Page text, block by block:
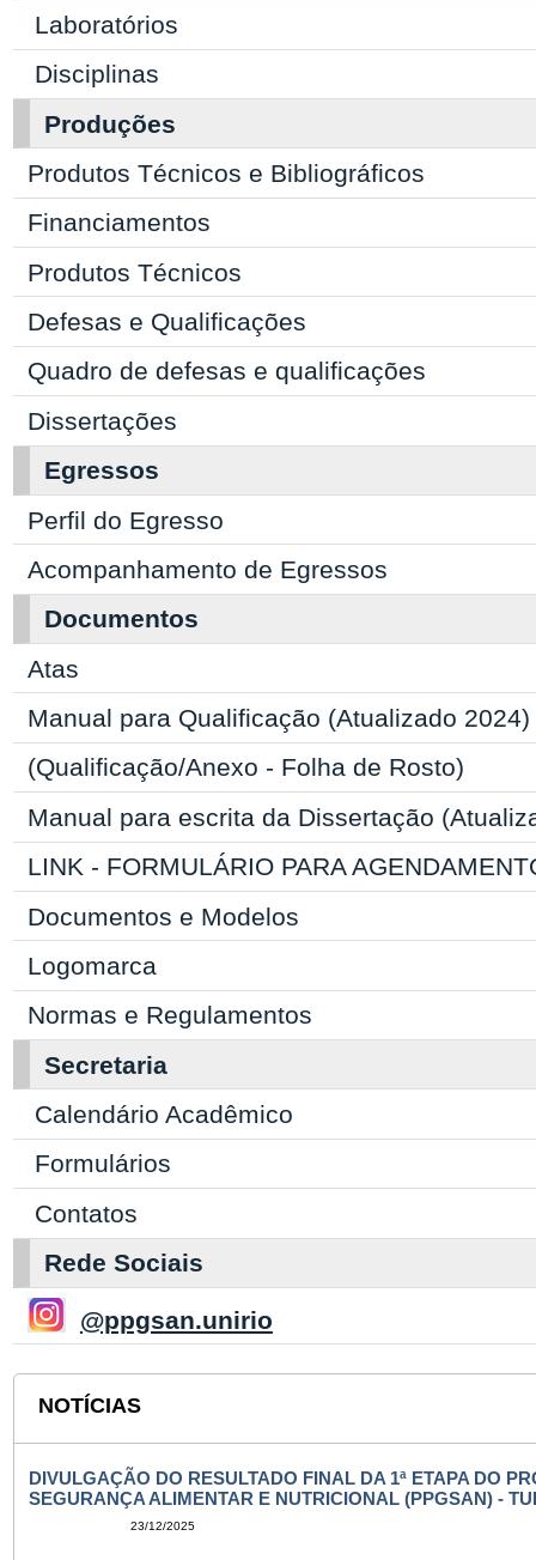
Laboratórios
Disciplinas
Produções
Produtos Técnicos e Bibliográficos
Financiamentos
Produtos Técnicos
Defesas e Qualificações
Quadro de defesas e qualificações
Dissertações
Egressos
Perfil do Egresso
Acompanhamento de Egressos
Documentos
Atas
Manual para Qualificação (Atualizado 2024)
(Qualificação/Anexo - Folha de Rosto)
Manual para escrita da Dissertação
LINK - FORMULÁRIO PARA
Documentos e Modelos
Logomarca
Normas e Regulamentos
Secretaria
Calendário Acadêmico
Formulários
Contatos
Rede Sociais
@ppgsan.unirio
NOTÍCIAS
DIVULGAÇÃO DO RESULTADO FINAL DA 1ª ETAPA DO
SEGURANÇA ALIMENTAR E NUTRICIONAL (PPGSAN) -
23/12/2025